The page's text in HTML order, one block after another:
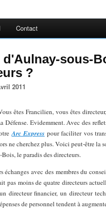
Contact
d'Aulnay-sous-
?
2011
êtes Francilien, vous êtes
Défense. Evidemment. Avec des
Arc Express pour faciliter vos
ne cherchez plus. Voici peut-être
le paradis des directeurs.
échanges avec des membres du
pas moins de quatre directeurs
directeur financier, un directeur
de personnel tendent à